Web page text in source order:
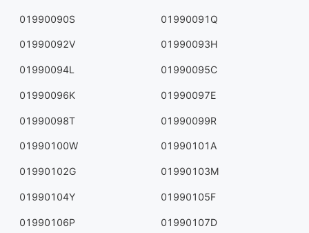
01990090S 01990091Q
01990092V 01990093H
01990094L 01990095C
01990096K 01990097E
01990098T 01990099R
01990100W 01990101A
01990102G 01990103M
01990104Y 01990105F
01990106P 01990107D